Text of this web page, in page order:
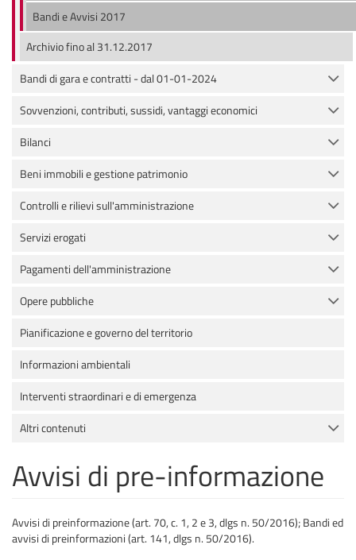
Bandi e Avvisi 2017
Archivio fino al 31.12.2017
Bandi di gara e contratti - dal 01-01-2024
Sovvenzioni, contributi, sussidi, vantaggi economici
Bilanci
Beni immobili e gestione patrimonio
Controlli e rilievi sull'amministrazione
Servizi erogati
Pagamenti dell'amministrazione
Opere pubbliche
Pianificazione e governo del territorio
Informazioni ambientali
Interventi straordinari e di emergenza
Altri contenuti
Avvisi di pre-informazione
Avvisi di preinformazione (art. 70, c. 1, 2 e 3, dlgs n. 50/2016); Bandi ed
avvisi di preinformazioni (art. 141, dlgs n. 50/2016).